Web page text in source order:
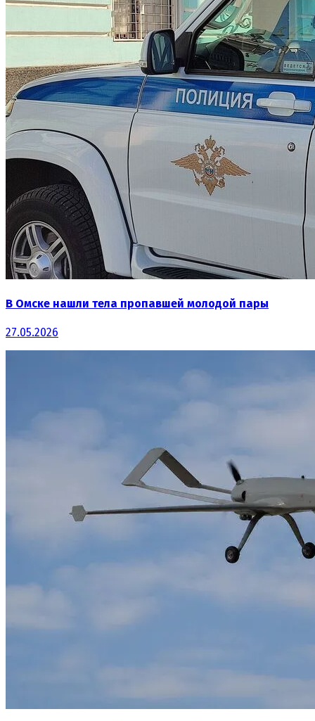
В Омске нашли тела пропавшей молодой пары
27.05.2026